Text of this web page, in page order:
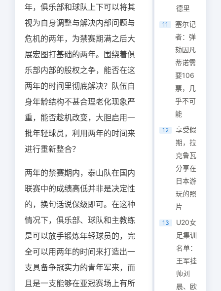
年，俱乐部和球队上下可以将其
视为自身调整与解决内部问题与
危机的两年，为禁赛期满之后大
展宏图打基础的两年。围绕着俱
乐部内部的股权之争，能否在这
两年的时间里彻底解决？队伍自
身年龄结构不甚合理老化现象严
重，能否趁机改变，大胆启用一
批年轻球员，利用两年的时间来
进行重新整合？
两年的禁赛期内，泰山队在国内
联赛中的成绩高低并非是决定性
的，换句话说保级即可。在这种
情况下，俱乐部、球队和主教练
是可以放手锻炼年轻球员的，完
全可以用两年的时间来打造出一
支具备争冠实力的青年军来，而
且是一支能够在亚冠赛场上有所
德里
11
塞尔记
者：弹
劾因凡
蒂诺需
要106
票，几
乎不可
能
12
享受假
期，拉
克鲁瓦
分享在
日本游
玩的照
片
13
U20女
足集训
名单：
王军挂
帅刘
晨、欧